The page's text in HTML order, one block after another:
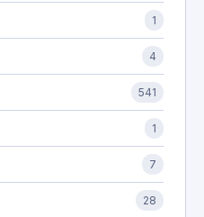
1
4
541
1
7
28